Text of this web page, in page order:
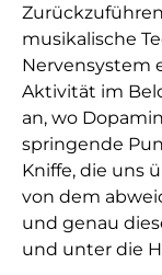
musikalische
Nervensystem
Aktivität im
an, wo
springende
Kniffe, die uns
von dem
und genau
und unter die